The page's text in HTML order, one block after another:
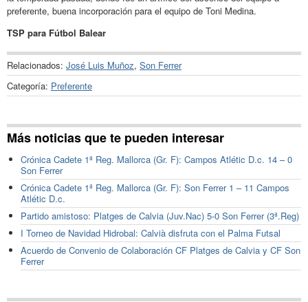
preferente, buena incorporación para el equipo de Toni Medina.
TSP para Fútbol Balear
Relacionados: José Luis Muñoz, Son Ferrer
Categoría: Preferente
Más noticias que te pueden interesar
Crónica Cadete 1ª Reg. Mallorca (Gr. F): Campos Atlétic D.c. 14 – 0
Son Ferrer
Crónica Cadete 1ª Reg. Mallorca (Gr. F): Son Ferrer 1 – 11 Campos
Atlétic D.c.
Partido amistoso: Platges de Calvia (Juv.Nac) 5-0 Son Ferrer (3ª.Reg)
I Torneo de Navidad Hidrobal: Calvià disfruta con el Palma Futsal
Acuerdo de Convenio de Colaboración CF Platges de Calvia y CF Son
Ferrer